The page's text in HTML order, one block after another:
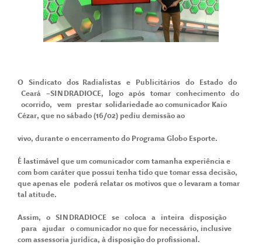
O Sindicato dos Radialistas e Publicitários do Estado do
Ceará –SINDRADIOCE, logo após tomar conhecimento do
ocorrido, vem prestar solidariedade ao comunicador Kaio
Cézar, que no sábado (16/02) pediu demissão ao
vivo, durante o encerramento do Programa Globo Esporte.
É lastimável que um comunicador com tamanha experiência e
com bom caráter que possui tenha tido que tomar essa decisão,
que apenas ele poderá relatar os motivos que o levaram a tomar
tal atitude.
Assim, o SINDRADIOCE se coloca a inteira disposição
para ajudar o comunicador no que for necessário, inclusive
com assessoria jurídica, à disposição do profissional.